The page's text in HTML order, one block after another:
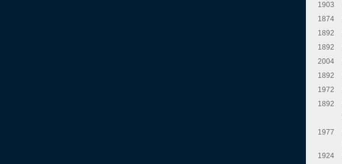
1903
1874
1892
1892
2004
1892
1972
1892
1977
1924